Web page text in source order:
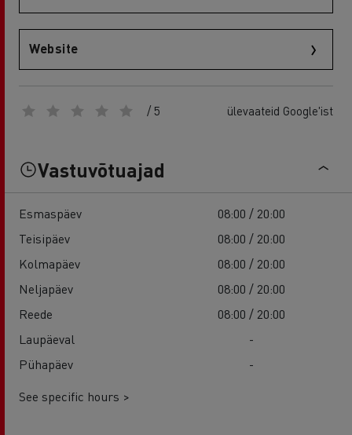
Website
/ 5 ülevaateid Google'ist
Vastuvõtuajad
Esmaspäev
08:00 / 20:00
Teisipäev
08:00 / 20:00
Kolmapäev
08:00 / 20:00
Neljapäev
08:00 / 20:00
Reede
08:00 / 20:00
Laupäeval
-
Pühapäev
-
See specific hours >